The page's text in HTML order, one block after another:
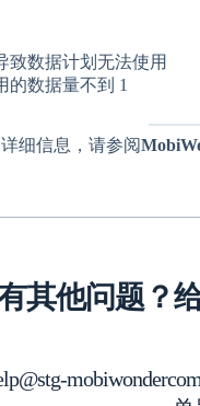
致数据计划无法使用
的数据量不到 1
细信息，请参阅
其他问题？